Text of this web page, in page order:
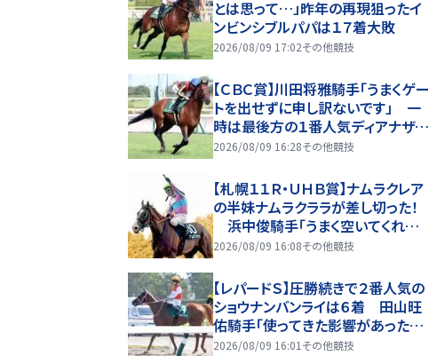
とは思って…」昨年の再現狙ったイ
ンビンシブルパパは１７着大敗
2026/08/09 17:02その他競技
【ＣＢＣ賞】川田将雅騎手「うまくゲー
トを出せずに申し訳ないです」 一
時は最後方の１番人気ディアナザー
ルは９着
2026/08/09 16:28その他競技
【札幌１１Ｒ・ＵＨＢ賞】ナムラクレア
の半妹ナムラクララが差し切った！
浜中俊騎手「うまく空いてくれた」
姉が制したキーンランドＣへ
2026/08/09 16:08その他競技
【レパードＳ】圧勝続きで２番人気の
ショウナンバンライは６着 田山旺
佑騎手「使ってきた影響があったの
かも」
2026/08/09 16:01 その他競技